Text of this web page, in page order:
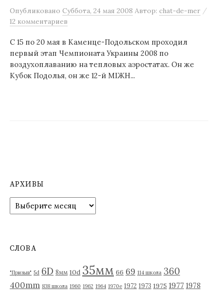
Опубликовано Суббота, 24 мая 2008 Автор: chat-de-mer /
12 комментариев
C 15 по 20 мая в Каменце-Подольском проходил
первый этап Чемпионата Украины 2008 по
воздухоплаванию на тепловых аэростатах. Он же
Кубок Подолья, он же 12-й МІЖН...
АРХИВЫ
р
в
СЛОВА
"Призыв" 5d 6D 8мм 10d 35мм 66 69 114 школа 360
400mm 838 школа 1960 1962 1964 1970е 1972 1973 1975 1977 1978